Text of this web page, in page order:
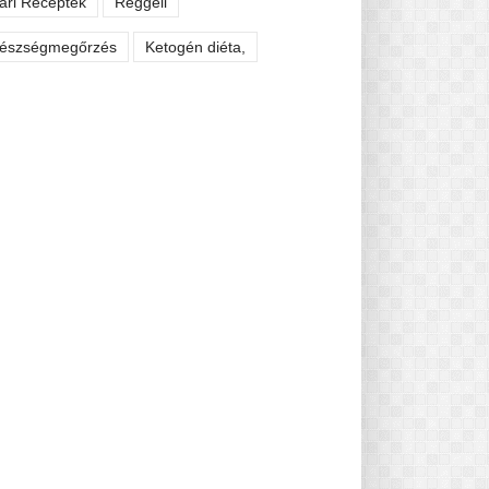
Ketogén diéta,